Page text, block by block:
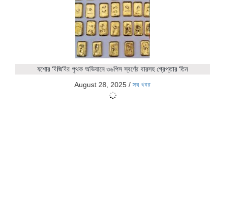
যশোর বিজিবির পৃথক অভিযানে ৩৬পিস স্বর্ণের বারসহ গ্রেপ্তার তিন
August 28, 2025 / সব খবর